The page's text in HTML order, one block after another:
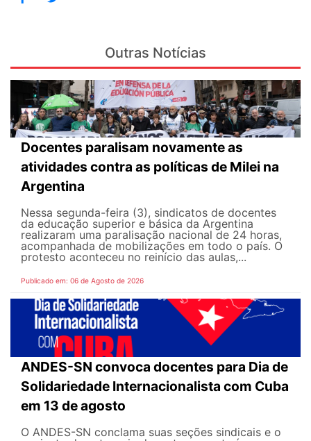
Outras Notícias
Docentes paralisam novamente as
atividades contra as políticas de Milei na
Argentina
Nessa segunda-feira (3), sindicatos de docentes
da educação superior e básica da Argentina
realizaram uma paralisação nacional de 24 horas,
acompanhada de mobilizações em todo o país. O
protesto aconteceu no reinício das aulas,...
Publicado em: 06 de Agosto de 2026
ANDES-SN convoca docentes para Dia de
Solidariedade Internacionalista com Cuba
em 13 de agosto
O ANDES-SN conclama suas seções sindicais e o